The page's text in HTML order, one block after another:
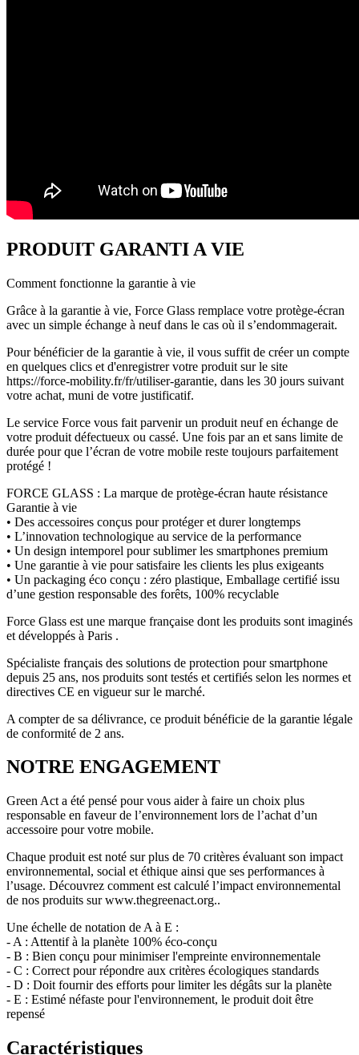
PRODUIT GARANTI A VIE
Comment fonctionne la garantie à vie
Grâce à la garantie à vie, Force Glass remplace votre protège-écran
avec un simple échange à neuf dans le cas où il s’endommagerait.
Pour bénéficier de la garantie à vie, il vous suffit de créer un compte
en quelques clics et d'enregistrer votre produit sur le site
https://force-mobility.fr/fr/utiliser-garantie, dans les 30 jours suivant
votre achat, muni de votre justificatif.
Le service Force vous fait parvenir un produit neuf en échange de
votre produit défectueux ou cassé. Une fois par an et sans limite de
durée pour que l’écran de votre mobile reste toujours parfaitement
protégé !
FORCE GLASS : La marque de protège-écran haute résistance
Garantie à vie
• Des accessoires conçus pour protéger et durer longtemps
• L’innovation technologique au service de la performance
• Un design intemporel pour sublimer les smartphones premium
• Une garantie à vie pour satisfaire les clients les plus exigeants
• Un packaging éco conçu : zéro plastique, Emballage certifié issu
d’une gestion responsable des forêts, 100% recyclable
Force Glass est une marque française dont les produits sont imaginés
et développés à Paris .
Spécialiste français des solutions de protection pour smartphone
depuis 25 ans, nos produits sont testés et certifiés selon les normes et
directives CE en vigueur sur le marché.
A compter de sa délivrance, ce produit bénéficie de la garantie légale
de conformité de 2 ans.
NOTRE ENGAGEMENT
Green Act a été pensé pour vous aider à faire un choix plus
responsable en faveur de l’environnement lors de l’achat d’un
accessoire pour votre mobile.
Chaque produit est noté sur plus de 70 critères évaluant son impact
environnemental, social et éthique ainsi que ses performances à
l’usage. Découvrez comment est calculé l’impact environnemental
de nos produits sur www.thegreenact.org..
Une échelle de notation de A à E :
- A : Attentif à la planète 100% éco-conçu
- B : Bien conçu pour minimiser l'empreinte environnementale
- C : Correct pour répondre aux critères écologiques standards
- D : Doit fournir des efforts pour limiter les dégâts sur la planète
- E : Estimé néfaste pour l'environnement, le produit doit être
repensé
Caractéristiques